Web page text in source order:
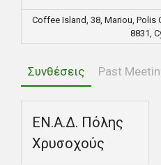
Coffee Island, 38, Mariou, Polis
8831,
Συνθέσεις Past
EΝ.Α.Δ. Πόλης
Χρυσοχούς